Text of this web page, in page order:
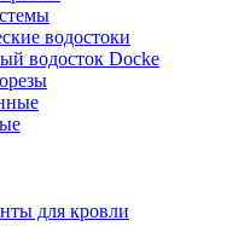
водостоки
водосток Docke
для кровли